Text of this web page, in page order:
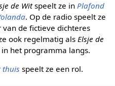
de Witspeelt ze in Plafond
. Op de radio speelt ze
de fictieve dichteres
ook regelmatig alsElsje de
het programma langs.
thuis speelt ze een rol.